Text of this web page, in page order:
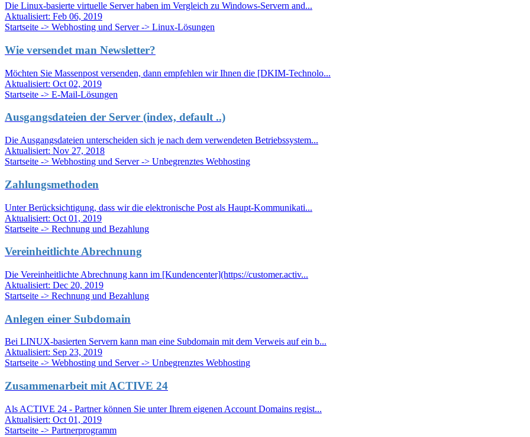
Die Linux-basierte virtuelle Server haben im Vergleich zu Windows-Servern and...
Aktualisiert: Feb 06, 2019
Startseite -> Webhosting und Server -> Linux-Lösungen
Wie versendet man Newsletter?
Möchten Sie Massenpost versenden, dann empfehlen wir Ihnen die [DKIM-Technolo...
Aktualisiert: Oct 02, 2019
Startseite -> E-Mail-Lösungen
Ausgangsdateien der Server (index, default ..)
Die Ausgangsdateien unterscheiden sich je nach dem verwendeten Betriebssystem...
Aktualisiert: Nov 27, 2018
Startseite -> Webhosting und Server -> Unbegrenztes Webhosting
Zahlungsmethoden
Unter Berücksichtigung, dass wir die elektronische Post als Haupt-Kommunikati...
Aktualisiert: Oct 01, 2019
Startseite -> Rechnung und Bezahlung
Vereinheitlichte Abrechnung
Die Vereinheitlichte Abrechnung kann im [Kundencenter](https://customer.activ...
Aktualisiert: Dec 20, 2019
Startseite -> Rechnung und Bezahlung
Anlegen einer Subdomain
Bei LINUX-basierten Servern kann man eine Subdomain mit dem Verweis auf ein b...
Aktualisiert: Sep 23, 2019
Startseite -> Webhosting und Server -> Unbegrenztes Webhosting
Zusammenarbeit mit ACTIVE 24
Als ACTIVE 24 - Partner können Sie unter Ihrem eigenen Account Domains regist...
Aktualisiert: Oct 01, 2019
Startseite -> Partnerprogramm